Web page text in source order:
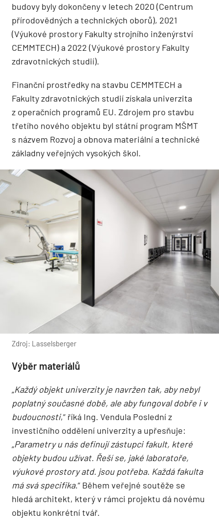
budovy byly dokončeny v letech 2020 (Centrum
přírodovědných a technických oborů), 2021
(Výukové prostory Fakulty strojního inženýrství
CEMMTECH) a 2022 (Výukové prostory Fakulty
zdravotnických studií).
Finanční prostředky na stavbu CEMMTECH a
Fakulty zdravotnických studií získala univerzita
z operačních programů EU. Zdrojem pro stavbu
třetího nového objektu byl státní program MŠMT
s názvem Rozvoj a obnova materiální a technické
základny veřejných vysokých škol.
Zdroj: Lasselsberger
Výběr materiálů
„Každý objekt univerzity je navržen tak, aby nebyl
poplatný současné době, ale aby fungoval dobře i v
budoucnosti,“ říká Ing. Vendula Poslední z
investičního oddělení univerzity a upřesňuje:
„Parametry u nás definují zástupci fakult, které
objekty budou užívat. Řeší se, jaké laboratoře,
výukové prostory atd. jsou potřeba. Každá fakulta
má svá specifika.“ Během veřejné soutěže se
hledá architekt, který v rámci projektu dá novému
objektu konkrétní tvář.